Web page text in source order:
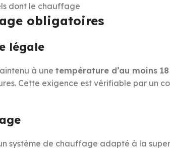
dont le chauffage
obligatoires
légale
à une température d’au moins
Cette exigence est vérifiable par un
système de chauffage adapté à la